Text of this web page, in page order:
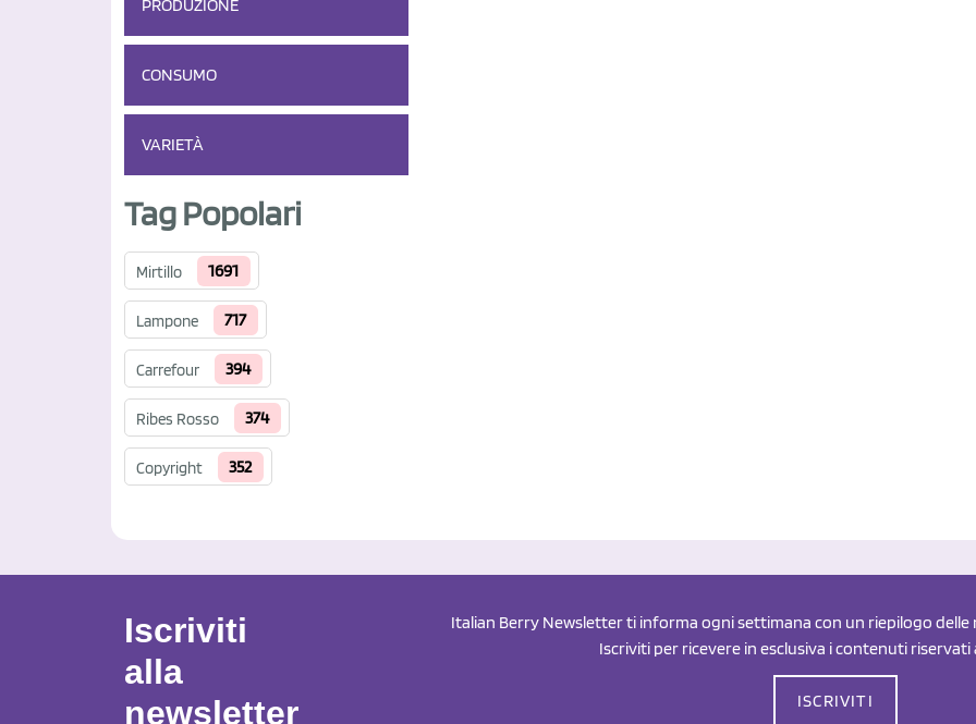
PRODUZIONE
CONSUMO
VARIETÀ
Tag Popolari
Mirtillo 1691
Lampone 717
Carrefour 394
Ribes Rosso 374
Copyright 352
Iscriviti
alla
newsletter
Italian Berry Newsletter ti informa ogni settimana con un riepilogo
Iscriviti per ricevere in esclusiva i contenuti riservati
ISCRIVITI